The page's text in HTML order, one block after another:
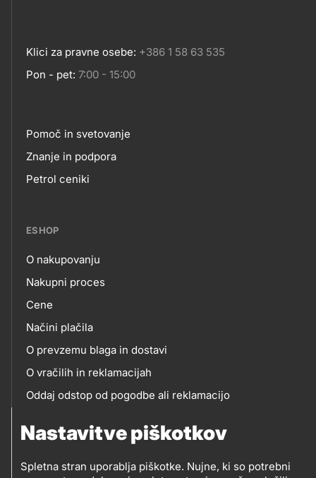
Nastavitve piškotkov
Spletna stran uporablja piškotke. Nujne, ki so potrebni
Klici za pravne osebe: +386 1 58 63 535
Pon - pet: 7:00 - 15:00
Footer
links
Pomoč in svetovanje
Znanje in podpora
Petrol ceniki
ESHOP
eshop
O nakupovanju
Nakupni proces
Cene
Načini plačila
O prevzemu blaga in dostavi
O vračilih in reklamacijah
Oddaj odstop od pogodbe ali reklamacijo
(OEEO)